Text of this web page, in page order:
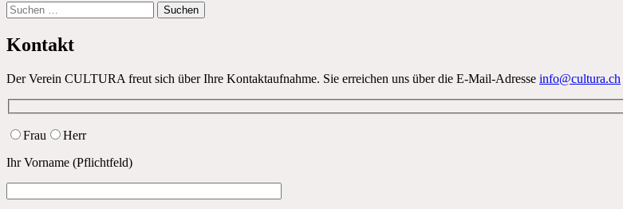
Suchen
nach:
Kontakt
Der Verein CULTURA freut sich über Ihre Kontaktaufnahme. Sie erreichen uns über die E-Mail-Adresse info@cultura.ch
Frau
Herr
Ihr Vorname (Pflichtfeld)